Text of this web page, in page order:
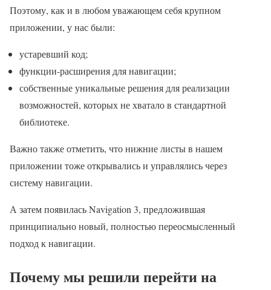
Поэтому, как и в любом уважающем себя крупном
приложении, у нас были:
устаревший код;
функции-расширения для навигации;
собственные уникальные решения для реализации
возможностей, которых не хватало в стандартной
библиотеке.
Важно также отметить, что нижние листы в нашем
приложении тоже открывались и управлялись через
систему навигации.
А затем появилась Navigation 3, предложившая
принципиально новый, полностью переосмысленный
подход к навигации.
Почему мы решили перейти на